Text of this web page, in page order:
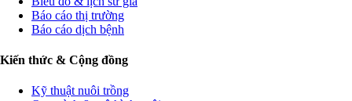
Báo cáo thị trường
Báo cáo dịch bệnh
Kiến thức & Cộng đồng
Kỹ thuật nuôi trồng